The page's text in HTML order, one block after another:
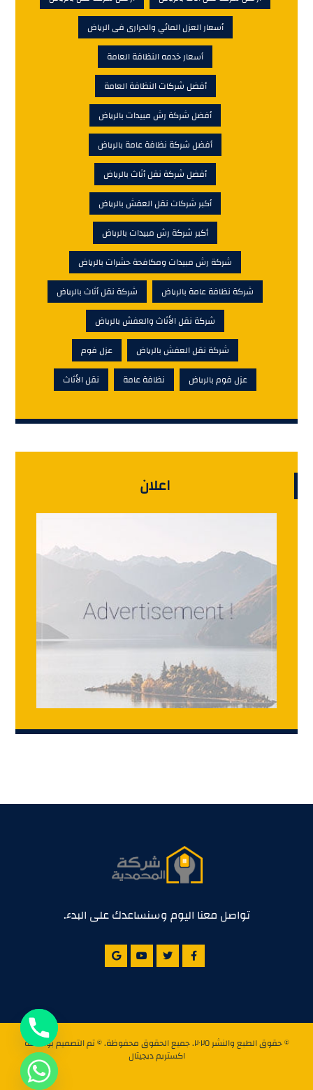
أسعار العزل المائي والحرارى فى الرياض
أسعار خدمه النظافة العامة
أفضل شركات النظافة العامة
أفضل شركة رش مبيدات بالرياض
أفضل شركة نظافة عامة بالرياض
أفضل شركة نقل أثاث بالرياض
أكبر شركات نقل العفش بالرياض
أكبر شركة رش مبيدات بالرياض
شركة رش مبيدات ومكافحة حشرات بالرياض
شركة نظافة عامة بالرياض
شركة نقل أثاث بالرياض
شركة نقل الأثاث والعفش بالرياض
شركة نقل العفش بالرياض
عزل فوم
عزل فوم بالرياض
نظافة عامة نقل الأثاث
اعلان
تواصل معنا اليوم وسنساعدك على البدء.
© حقوق الطبع والنشر ٢٠٢٥. جميع الحقوق محفوظة. © تم التصميم بواسطة
اكستريم ديجيتال